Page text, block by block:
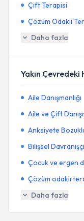
Çift Terapisi
Çözüm Odaklı
Daha fazla
Yakın
Aile Danışmanlığı
Aile ve Çift
Anksiyete
Bilişsel
Çocuk ve ergen
Çözüm odaklı
Daha fazla